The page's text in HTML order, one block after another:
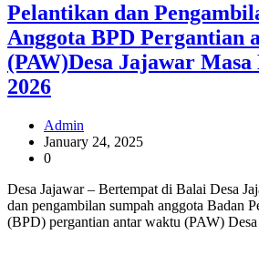
Pelantikan dan
Anggota BPD Pergantian
(PAW)Desa Jajawar
2026
Admin
January 24, 2025
0
Desa Jajawar – Bertempat di Balai Desa
dan pengambilan sumpah anggota Badan
(BPD) pergantian antar waktu (PAW)